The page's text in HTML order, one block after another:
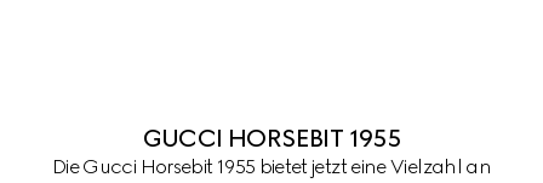
GUCCI HORSEBIT 1955
Die Gucci Horsebit 1955 bietet jetzt eine Vielzahl an